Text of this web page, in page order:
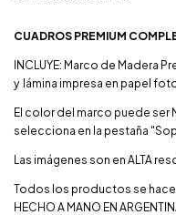
CUADROS PREMIUM
INCLUYE: Marco de Madera
y lámina impresa en papel
El color del marco puede ser
selecciona en la pestaña
Las imágenes son en ALTA
Todos los productos se hacen
HECHO A MANO EN